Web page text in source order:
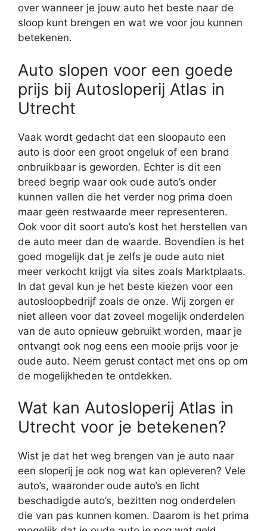
over wanneer je jouw auto het beste naar de
sloop kunt brengen en wat we voor jou kunnen
betekenen.
Auto slopen voor een goede
prijs bij Autosloperij Atlas in
Utrecht
Vaak wordt gedacht dat een sloopauto een
auto is door een groot ongeluk of een brand
onbruikbaar is geworden. Echter is dit een
breed begrip waar ook oude auto’s onder
kunnen vallen die het verder nog prima doen
maar geen restwaarde meer representeren.
Ook voor dit soort auto’s kost het herstellen van
de auto meer dan de waarde. Bovendien is het
goed mogelijk dat je zelfs je oude auto niet
meer verkocht krijgt via sites zoals Marktplaats.
In dat geval kun je het beste kiezen voor een
autosloopbedrijf zoals de onze. Wij zorgen er
niet alleen voor dat zoveel mogelijk onderdelen
van de auto opnieuw gebruikt worden, maar je
ontvangt ook nog eens een mooie prijs voor je
oude auto. Neem gerust contact met ons op om
de mogelijkheden te ontdekken.
Wat kan Autosloperij Atlas in
Utrecht voor je betekenen?
Wist je dat het weg brengen van je auto naar
een sloperij je ook nog wat kan opleveren? Vele
auto’s, waaronder oude auto’s en licht
beschadigde auto’s, bezitten nog onderdelen
die van pas kunnen komen. Daarom is het prima